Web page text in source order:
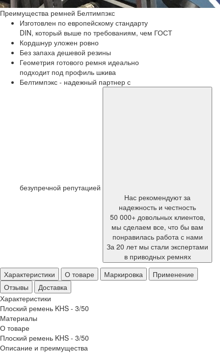
Преимущества ремней Белтимпэкс
Изготовлен по европейскому стандарту
DIN, который выше по требованиям, чем ГОСТ
Кордшнур уложен ровно
Без запаха дешевой резины
Геометрия готового ремня идеально
подходит под профиль шкива
Белтимпэкс - надежный партнер с
безупречной репутацией
Нас рекомендуют за
надежность и честность
50 000+ довольных клиентов,
мы сделаем все, что бы вам
понравилась работа с нами
За 20 лет мы стали экспертами
в приводных ремнях
Характеристики
О товаре Маркировка
Применение
Отзывы
Доставка
Характеристики
Плоский ремень KHS - 3/50
Материалы
О товаре
Плоский ремень KHS - 3/50
Описание и преимущества